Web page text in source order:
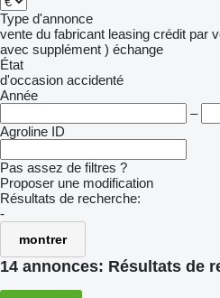
Type d'annonce
vente du fabricant leasing crédit par
avec supplément ) échange
État
d'occasion accidenté
Année
–
Agroline ID
Pas assez de filtres ?
Proposer une modification
Résultats de recherche:
-
montrer
14 annonces: Résultats de